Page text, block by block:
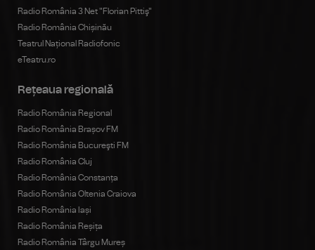
Radio România 3 Net "Florian Pittiş"
Radio România Chișinău
Teatrul Național Radiofonic
eTeatru.ro
Rețeaua regională
Radio România Regional
Radio România Brașov FM
Radio România Bucureşti FM
Radio România Cluj
Radio România Constanța
Radio România Oltenia Craiova
Radio România Iași
Radio România Reșița
Radio România Târgu Mureș